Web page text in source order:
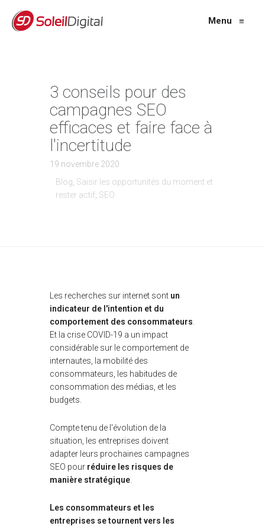
Menu ≡
3 conseils pour des
campagnes SEO
efficaces et faire face à
l'incertitude
19 novembre 2020
Blog Saisir les opportunités du moment et
rester actif SEO
Les recherches sur internet sont un
indicateur de l'intention et du
comportement des consommateurs
Et la crise COVID-19 a un impact
considérable sur le comportement de
internautes, la mobilité des
consommateurs, les habitudes de
consommation des médias, et les
budgets.
Compte tenu de l'évolution de la
situation, les entreprises doivent
adapter leurs prochaines campagnes
SEO pour réduire les risques de
manière stratégique
Les consommateurs et les
entreprises se tournent vers les